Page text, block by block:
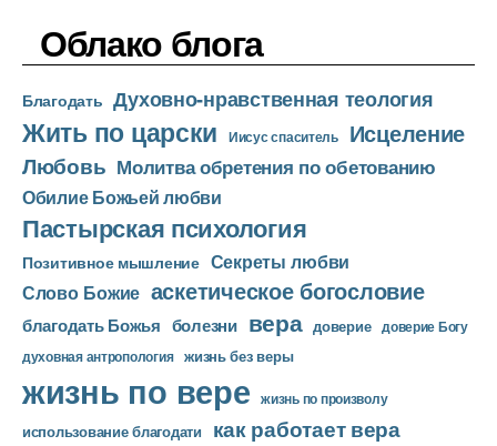
о
п
л
е
е
р
Облако блога
Благодать Духовно-нравственная теология
Жить по царски Иисус спаситель Исцеление
Любовь Молитва обретения по обетованию
Обилие Божьей любви
Пастырская психология
Позитивное мышление Секреты любви
Слово Божие аскетическое богословие
благодать Божья болезни вера доверие доверие Богу
духовная антропология жизнь без веры
жизнь по вере жизнь по произволу
использование благодати как работает вера